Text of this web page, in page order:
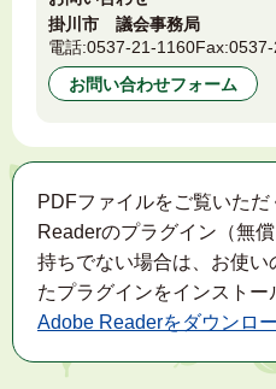
掛川市 議会事務局
電話:0537-21-1160Fax:0537-
お問い合わせフォーム
PDFファイルをご覧いた
Readerのプラグイン（無
持ちでない場合は、お使
たプラグインをインストー
Adobe Readerをダウンロ